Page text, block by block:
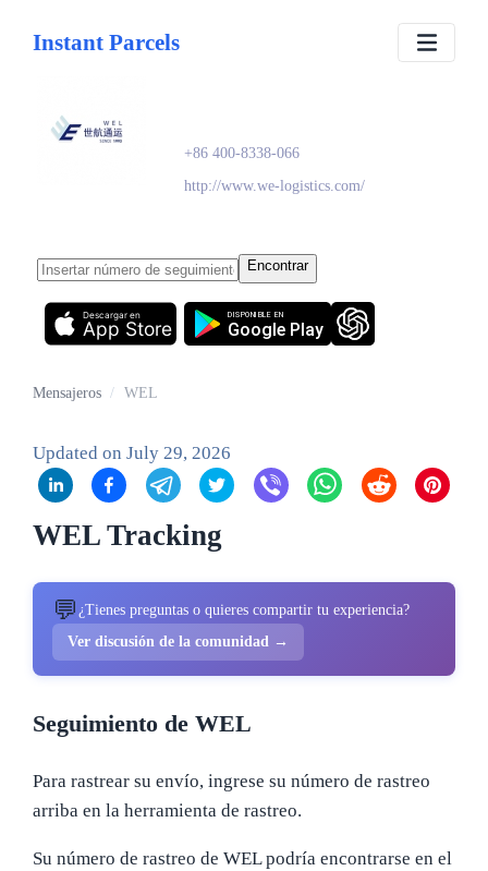
Instant Parcels
+86 400-8338-066
http://www.we-logistics.com/
Encontrar
App Store
Descargar en
Google Play
DISPONIBLE EN
Mensajeros / WEL
Updated on July 29, 2026
WEL Tracking
💬 ¿Tienes preguntas o quieres compartir tu experiencia?
Ver discusión de la comunidad →
Seguimiento de WEL
Para rastrear su envío, ingrese su número de rastreo
arriba en la herramienta de rastreo.
Su número de rastreo de WEL podría encontrarse en el